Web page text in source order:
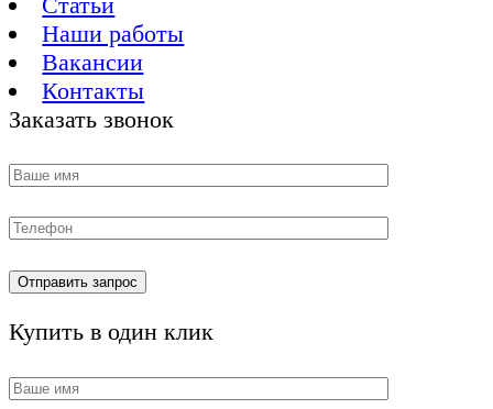
Наши работы
Вакансии
Контакты
Заказать звонок
Купить в один клик